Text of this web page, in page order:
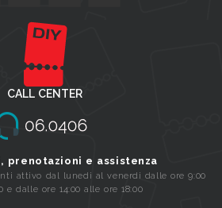
CALL CENTER
prenotazioni e assistenza
attivo dal lunedi al venerdi dalle ore 9:00
e dalle ore 14:00 alle ore 18:00